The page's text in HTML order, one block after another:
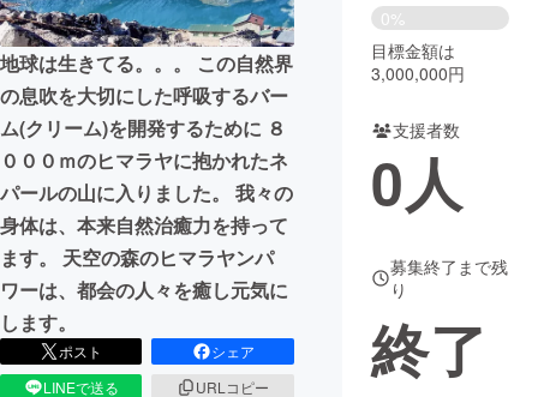
映像・映画 書籍・雑誌
ビジネス・起業 チャレンジ
まちづくり・地域活性化
CAMPFIRE for Social Good
CAMPFIRE Creation
CAMPFIREふるさと納税machi-ya コミュニティ
地球は生きてる。。。 この自然界
の息吹を大切にした呼吸するバー
ム(クリーム)を開発するために ８
０００ｍのヒマラヤに抱かれたネ
パールの山に入りました。 我々の
身体は、本来自然治癒力を持って
ます。 天空の森のヒマラヤンパ
ワーは、都会の人々を癒し元気に
します。
ポスト
シェア
LINEで送る
URLコピー
0%
目標金額は
3,000,000円
支援者数
0人
募集終了まで残
り
終了